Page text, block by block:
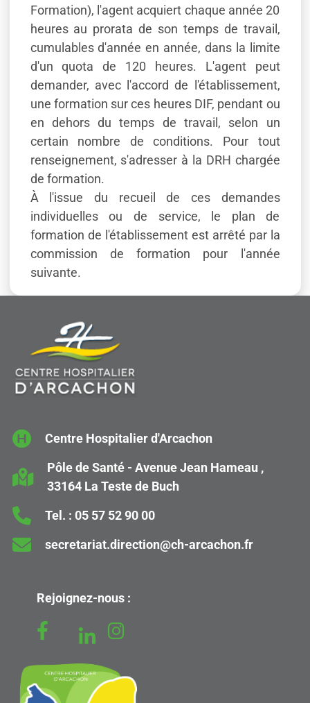
Formation), l'agent acquiert chaque année 20
heures au prorata de son temps de travail,
cumulables d'année en année, dans la limite
d'un quota de 120 heures. L'agent peut
demander, avec l'accord de l'établissement,
une formation sur ces heures DIF, pendant ou
en dehors du temps de travail, selon un
certain nombre de conditions. Pour tout
renseignement, s'adresser à la DRH chargée
de formation.
À l'issue du recueil de ces demandes
individuelles ou de service, le plan de
formation de l'établissement est arrêté par la
commission de formation pour l'année
suivante.
Centre Hospitalier d'Arcachon
Pôle de Santé - Avenue Jean Hameau ,
33164 La Teste de Buch
Tel. : 05 57 52 90 00
secretariat.direction@ch-arcachon.fr
Rejoignez-nous :